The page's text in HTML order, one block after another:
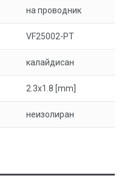
на проводник
VF25002-PT
калайдисан
2.3x1.8 [mm]
неизолиран